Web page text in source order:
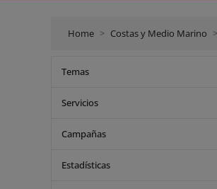
Home Costas y Medio Marino
Temas
Servicios
Campañas
Estadísticas